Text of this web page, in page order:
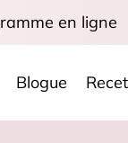
en ligne
Blogue